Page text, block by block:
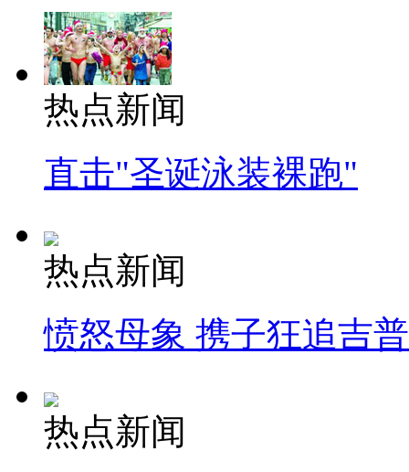
热点新闻
直击"圣诞泳装裸跑"
热点新闻
愤怒母象 携子狂追吉
热点新闻